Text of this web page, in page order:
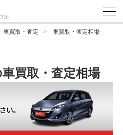
ル
車買取・査定
車買取・査定相場
買取・査定相場